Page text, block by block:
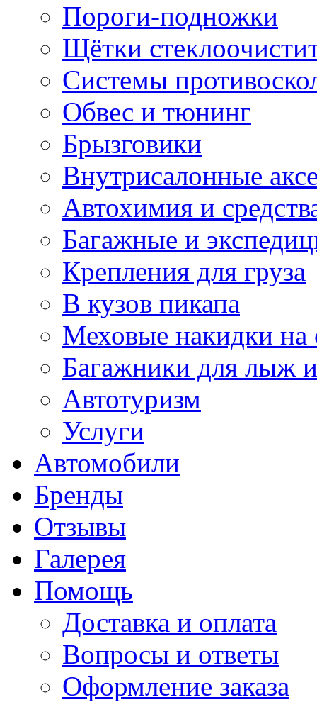
Пороги-подножки
Щётки
Системы
Обвес и тюнинг
Брызговики
Внутрисалонные
Автохимия и
Багажные и
Крепления для груза
В кузов пикапа
Меховые накидки на
Багажники для лыж
Автотуризм
Услуги
Автомобили
Бренды
Отзывы
Галерея
Помощь
Доставка и оплата
Вопросы и ответы
Оформление заказа